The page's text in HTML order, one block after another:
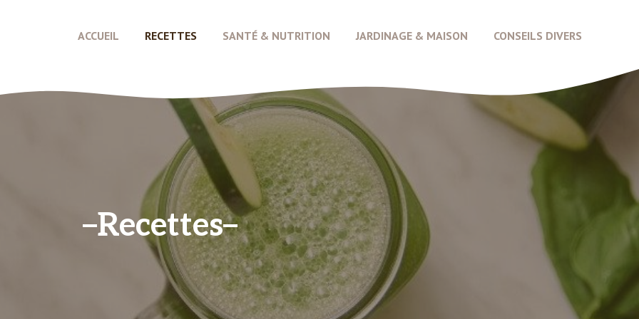
ACCUEIL RECETTES SANTÉ & NUTRITION JARDINAGE & MAISON CONSEILS DIVERS
Recettes